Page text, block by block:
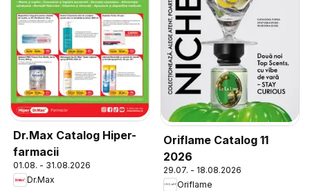
Dr.Max Catalog Hiper-
farmacii
01.08. - 31.08.2026
Dr.Max
Oriflame Catalog 11
2026
29.07. - 18.08.2026
Oriflame